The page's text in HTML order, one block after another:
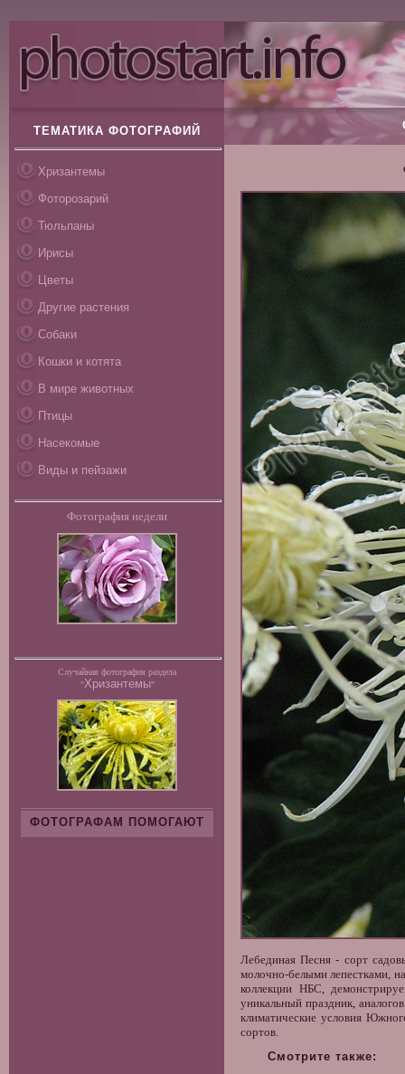
ТЕМАТИКА ФОТОГРАФИЙ
Хризантемы
Фоторозарий
Тюльпаны
Ирисы
Цветы
Другие растения
Собаки
Кошки и котята
В мире животных
Птицы
Насекомые
Виды и пейзажи
Фотография недели
Случайная фотография раздела
"Хризантемы"
ФОТОГРАФАМ ПОМОГАЮТ
Лебединая Песня - сорт
молочно-белыми лепестками,
коллекции НБС,
уникальный праздник,
климатические условия
сортов.
Смотрите также: